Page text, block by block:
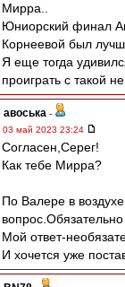
Мирра..
Юниорский финал
Корнеевой был
Я еще тогда
проиграть с такой
авоська -
03 май 2023 23:24
Согласен,Серег!
Как тебе Мирра?
По Валере в
Мой ответ-
И хочется уже